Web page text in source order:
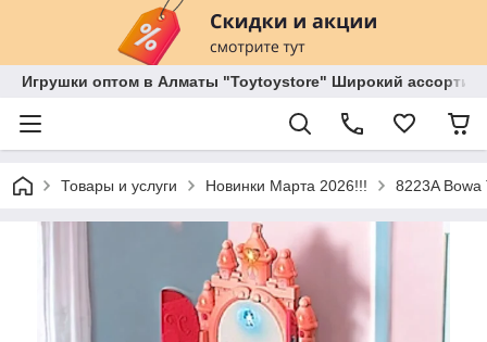
Игрушки оптом в Алматы "Toytoystore" Широкий
Товары и услуги Новинки Марта 2026!!! 8223A